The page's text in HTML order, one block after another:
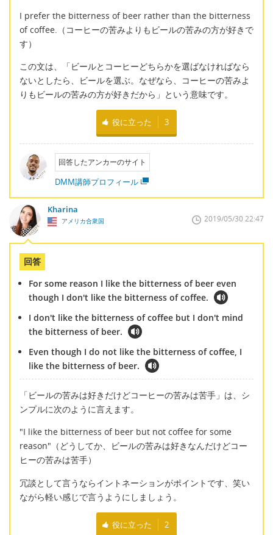
I prefer the bitterness of beer rather than the bitterness
of coffee.（コーヒーの苦みよりもビールの苦みの方が好きで
す）
この文は、「ビールとコーヒーどちらかを選ばなければなら
ないとしたら、ビールを選ぶ。なぜなら、コーヒーの苦みよ
りもビールの苦みの方が好きだから」という意味です。
役に立った 3
回答したアンカーのサイト
DMM講師プロフィール
Kharina
アメリカ合衆国 2019/05/30 22:47
回答
For some reason I like the bitterness of beer even
though I don't like the bitterness of coffee.
I don't like the bitterness of coffee but I don't mind
the bitterness of beer.
Even though I do not like the bitterness of coffee, I
like the bitterness of beer.
「ビールの苦みは好きだけどコーヒーの苦みは苦手」は、シ
ンプルに次のように言えます。
"I like the bitterness of beer but not coffee for some
reason"（どうしてか、ビールの苦みは好きなんだけどコー
ヒーの苦みは苦手）
冗談として言うならイントネーションがポイントです、笑い
ながら軽い感じで言うようにしましょう。
役に立った 2